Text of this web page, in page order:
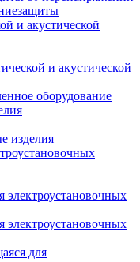
и акустической
и акустической
оборудование
изделия
электроустановочных
электроустановочных
для